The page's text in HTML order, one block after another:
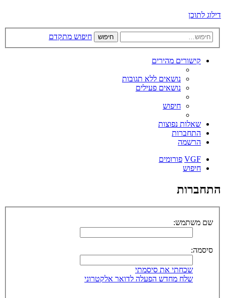
דילוג לתוכן
חיפוש חיפוש מתקדם
קישורים מהירים
נושאים ללא תגובות
נושאים פעילים
חיפוש
שאלות נפוצות
התחברות
הרשמה
VGF פורומים
חיפוש
התחברות
שם משתמש:
סיסמה:
שכחתי את סיסמתי
שלח מחדש הפעלה לדואר אלקטרוני